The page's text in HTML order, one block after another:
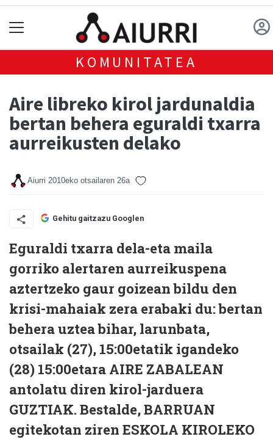
KOMUNITATEA
Aire libreko kirol jardunaldia
bertan behera eguraldi txarra
aurreikusten delako
Aiurri 2010eko otsailaren 26a
Gehitu gaitzazu Googlen
Eguraldi txarra dela-eta maila
gorriko alertaren aurreikuspena
aztertzeko gaur goizean bildu den
krisi-mahaiak zera erabaki du: bertan
behera uztea bihar, larunbata,
otsailak (27), 15:00etatik igandeko
(28) 15:00etara AIRE ZABALEAN
antolatu diren kirol-jarduera
GUZTIAK. Bestalde, BARRUAN
egitekotan ziren ESKOLA KIROLEKO